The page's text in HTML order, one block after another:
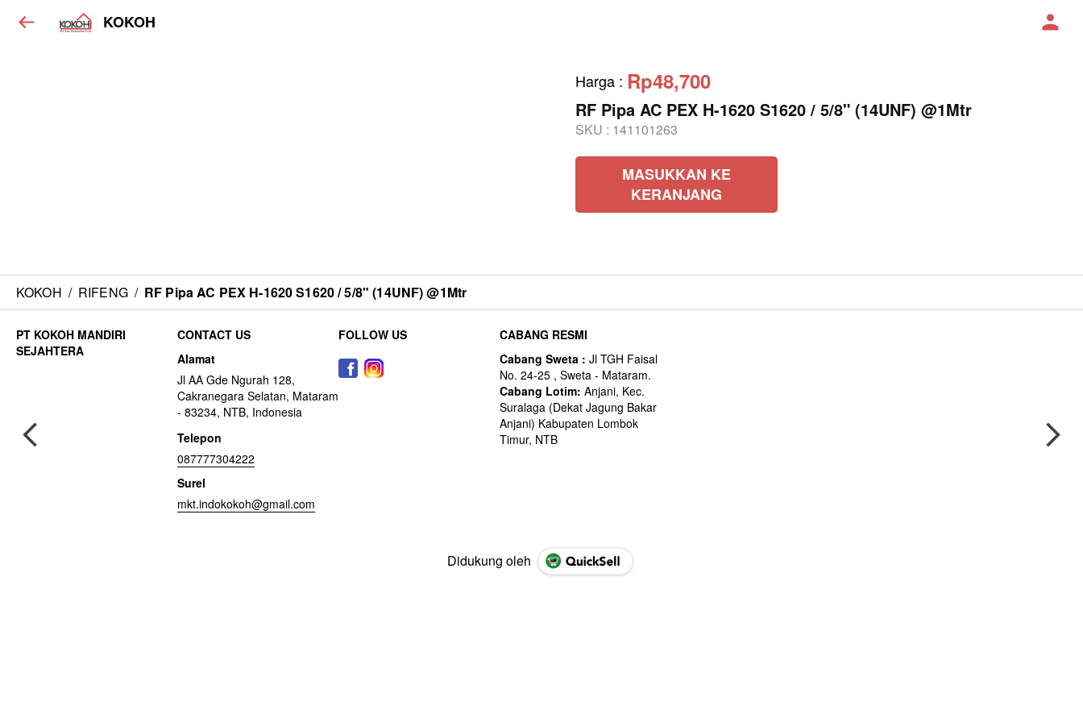
KOKOH
Harga : Rp48,700
RF Pipa AC PEX H-1620 S1620 / 5/8" (14UNF) @1Mtr
SKU : 141101263
MASUKKAN KE
KERANJANG
KOKOH / RIFENG / RF Pipa AC PEX H-1620 S1620 / 5/8" (14UNF) @1Mtr
CONTACT US
Alamat
Jl AA Gde Ngurah 128,
Cakranegara Selatan, Mataram
- 83234, NTB, Indonesia
Telepon
087777304222
Surel
mkt.indokokoh@gmail.com
FOLLOW US CABANG RESMI
Didukung oleh